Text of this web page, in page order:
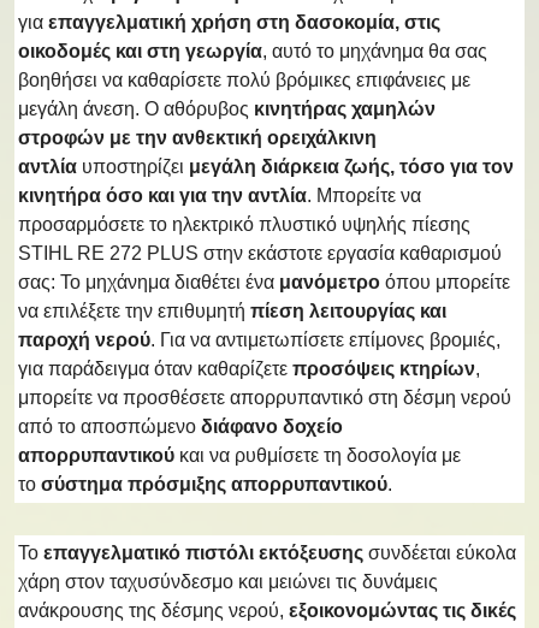
για επαγγελματική χρήση στη δασοκομία, στις
οικοδομές και στη γεωργία, αυτό το μηχάνημα θα σας
βοηθήσει να καθαρίσετε πολύ βρόμικες επιφάνειες με
μεγάλη άνεση. Ο αθόρυβος κινητήρας χαμηλών
στροφών με την ανθεκτική ορειχάλκινη
αντλία υποστηρίζει μεγάλη διάρκεια ζωής, τόσο για τον
κινητήρα όσο και για την αντλία. Μπορείτε να
προσαρμόσετε το ηλεκτρικό πλυστικό υψηλής πίεσης
STIHL RE 272 PLUS στην εκάστοτε εργασία καθαρισμού
σας: Το μηχάνημα διαθέτει ένα μανόμετρο όπου μπορείτε
να επιλέξετε την επιθυμητή πίεση λειτουργίας και
παροχή νερού. Για να αντιμετωπίσετε επίμονες βρομιές,
για παράδειγμα όταν καθαρίζετε προσόψεις κτηρίων,
μπορείτε να προσθέσετε απορρυπαντικό στη δέσμη νερού
από το αποσπώμενο διάφανο δοχείο
απορρυπαντικού και να ρυθμίσετε τη δοσολογία με
το σύστημα πρόσμιξης απορρυπαντικού.
Το επαγγελματικό πιστόλι εκτόξευσης συνδέεται εύκολα
χάρη στον ταχυσύνδεσμο και μειώνει τις δυνάμεις
ανάκρουσης της δέσμης νερού, εξοικονομώντας τις δικές